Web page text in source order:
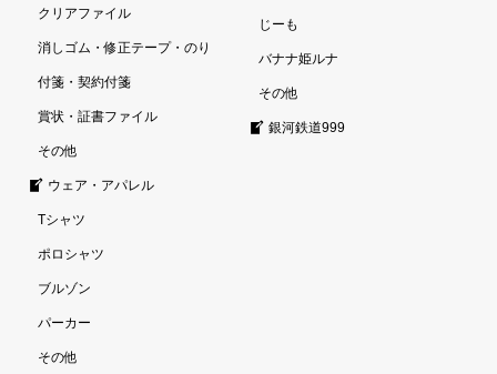
クリアファイル
消しゴム・修正テープ・のり
付箋・契約付箋
賞状・証書ファイル
その他
ウェア・アパレル
Tシャツ
ポロシャツ
ブルゾン
パーカー
その他
じーも
バナナ姫ルナ
その他
銀河鉄道999